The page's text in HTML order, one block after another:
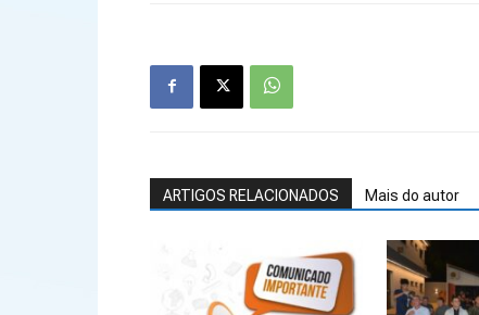
ARTIGOS RELACIONADOS Mais do autor